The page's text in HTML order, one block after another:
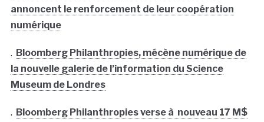
annoncent le renforcement de leur coopération
numérique
. Bloomberg Philanthropies, mécène numérique de
la nouvelle galerie de l’information du Science
Museum de Londres
. Bloomberg Philanthropies verse à nouveau 17 M$